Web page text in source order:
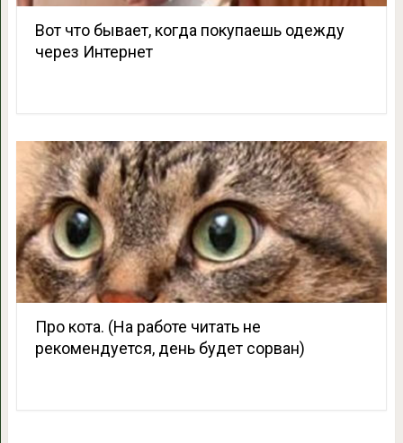
Вот что бывает, когда покупаешь одежду
через Интернет
Про кота. (На работе читать не
рекомендуется, день будет сорван)